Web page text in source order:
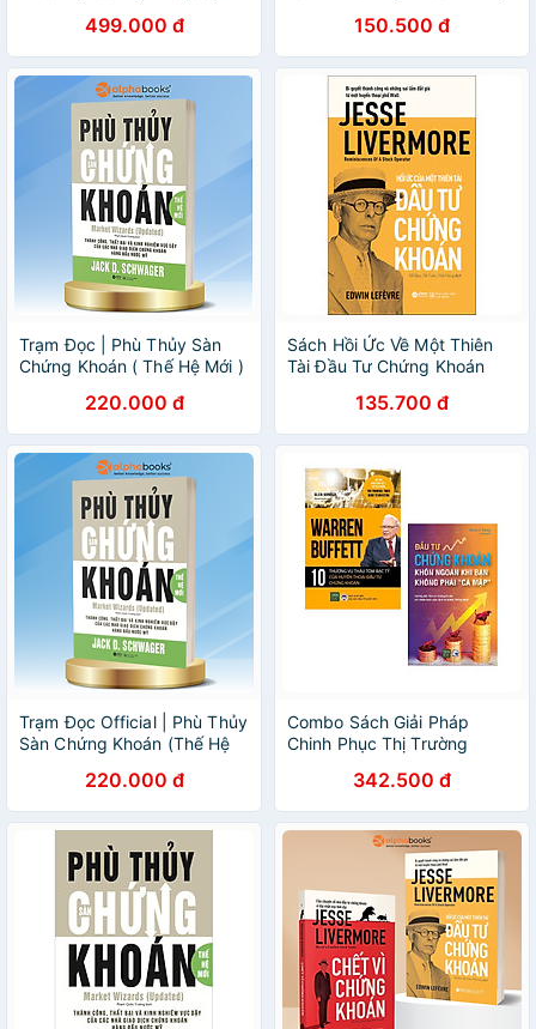
499.000 đ 150.500 đ
Trạm Đọc | Phù Thủy Sàn
Chứng Khoán ( Thế Hệ Mới )
220.000 đ
Sách Hồi Ức Về Một Thiên
Tài Đầu Tư Chứng Khoán
135.700 đ
Trạm Đọc Official | Phù Thủy
Sàn Chứng Khoán (Thế Hệ
220.000 đ
Combo Sách Giải Pháp
Chinh Phục Thị Trường
342.500 đ